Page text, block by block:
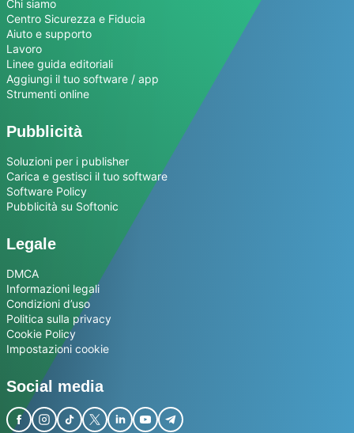
Chi siamo
Centro Sicurezza e Fiducia
Aiuto e supporto
Lavoro
Linee guida editoriali
Aggiungi il tuo software / app
Strumenti online
Pubblicità
Soluzioni per i publisher
Carica e gestisci il tuo software
Software Policy
Pubblicità su Softonic
Legale
DMCA
Informazioni legali
Condizioni d’uso
Politica sulla privacy
Cookie Policy
Impostazioni cookie
Social media